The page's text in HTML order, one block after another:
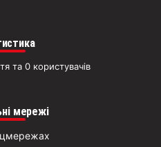
та 0 користувачів
мережі